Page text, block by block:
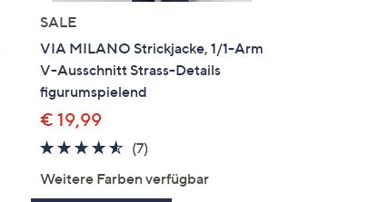
SALE
VIA MILANO Strickjacke, 1/1-Arm
V-Ausschnitt Strass-Details
figurumspielend
€ 19,99
4.4
5
(7)
Weitere Farben verfügbar